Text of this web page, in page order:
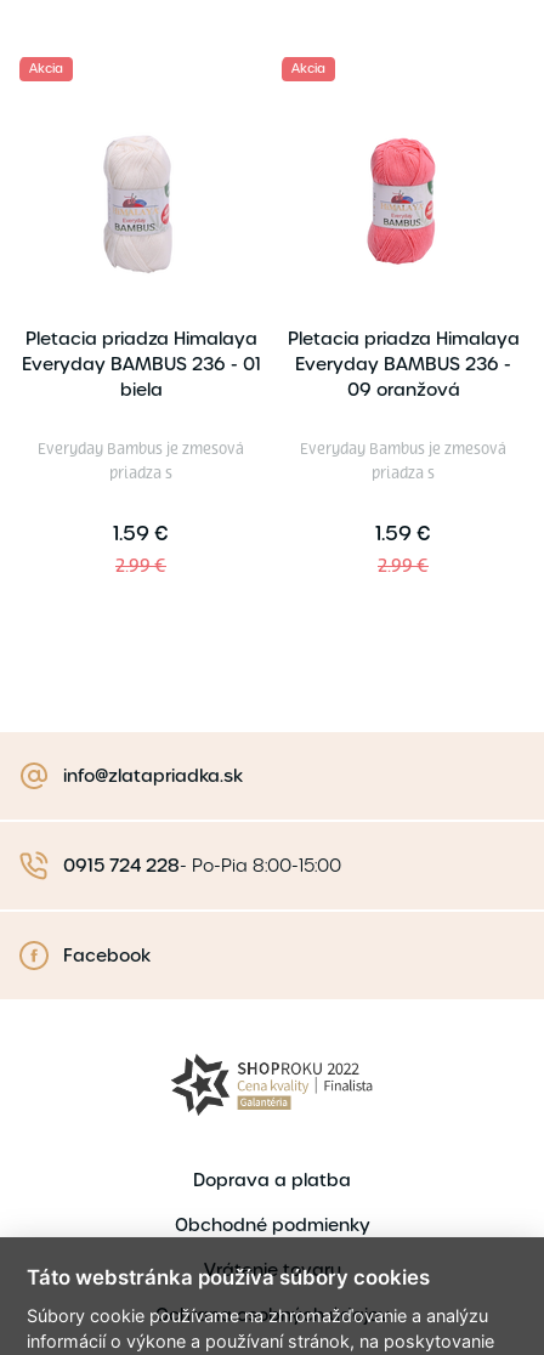
Akcia
Pletacia priadza Himalaya
Everyday BAMBUS 236 - 01
biela
Everyday Bambus je zmesová
priadza s
1.59 €
2.99 €
Akcia
Pletacia priadza Himalaya
Everyday BAMBUS 236 -
09 oranžová
Everyday Bambus je zmesová
priadza s
1.59 €
2.99 €
info@zlatapriadka.sk
0915 724 228- Po-Pia 8:00-15:00
Facebook
Doprava a platba
Obchodné podmienky
Vrátenie tovaru
Ochrana osobných údajov
Táto webstránka používa súbory cookies
Súbory cookie používame na zhromažďovanie a analýzu
informácií o výkone a používaní stránok, na poskytovanie